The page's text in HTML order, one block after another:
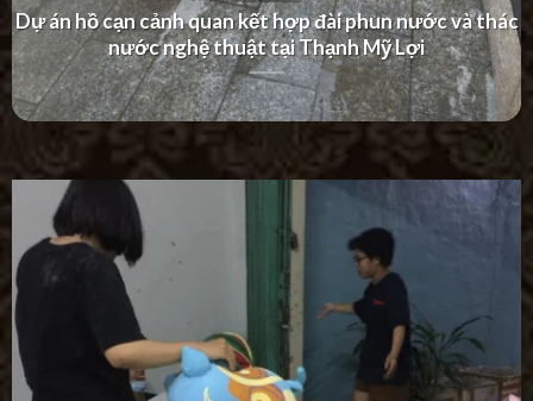
Dự án thác nước tường hiện đại tại Khu Dân Cư
Villa